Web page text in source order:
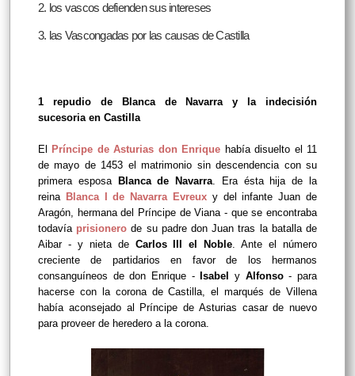
2. los vascos defienden sus intereses
3. las Vascongadas por las causas de Castilla
1 repudio de Blanca de Navarra y la indecisión
sucesoria en Castilla
El Príncipe de Asturias don Enrique había disuelto el 11
de mayo de 1453 el matrimonio sin descendencia con su
primera esposa Blanca de Navarra. Era ésta hija de la
reina Blanca I de Navarra Evreux y del infante Juan de
Aragón, hermana del Príncipe de Viana - que se encontraba
todavía prisionero de su padre don Juan tras la batalla de
Aibar - y nieta de Carlos III el Noble. Ante el número
creciente de partidarios en favor de los hermanos
consanguíneos de don Enrique -
Isabely Alfonso- para
hacerse con la corona de Castilla, el marqués de Villena
había aconsejado al Príncipe de Asturias casar de nuevo
para proveer de heredero a la corona.